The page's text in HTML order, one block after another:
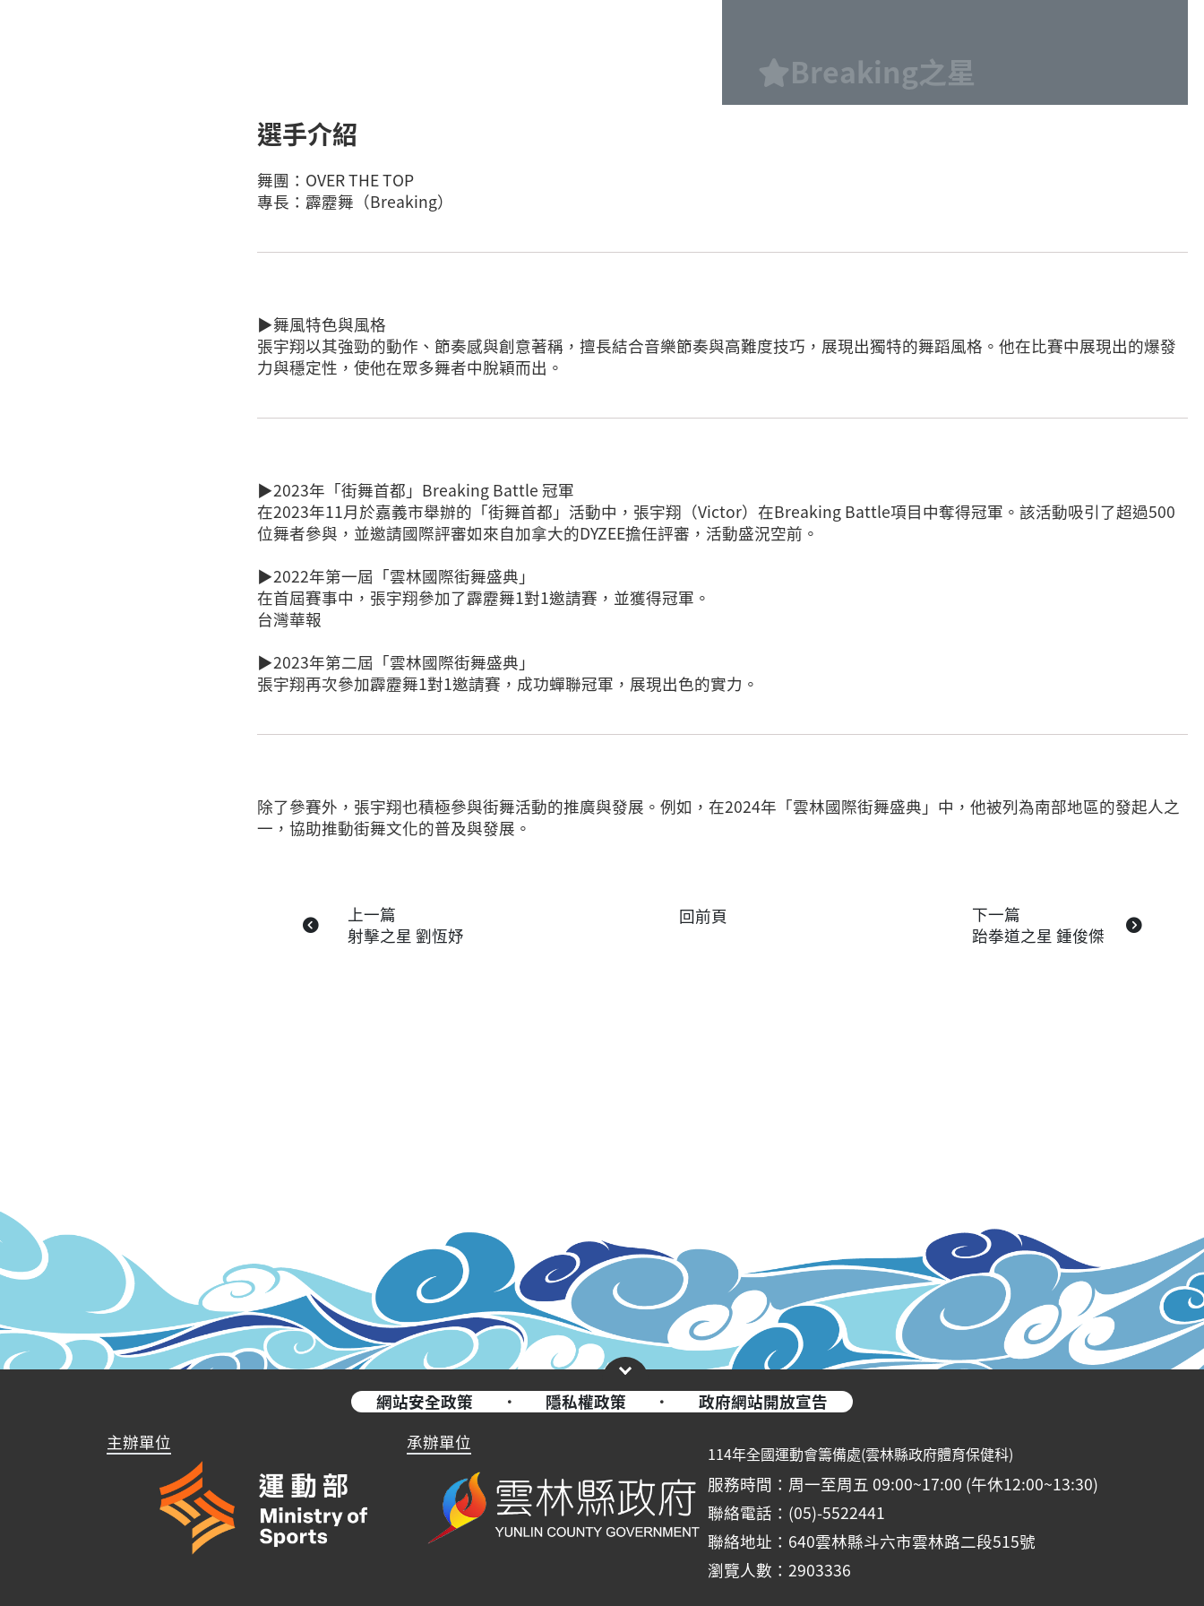
Breaking之星
選手介紹
舞團：OVER THE TOP
專長：霹靂舞（Breaking）
▶舞風特色與風格
張宇翔以其強勁的動作、節奏感與創意著稱，擅長結合音樂節奏與高難度技巧，展現出獨特的舞蹈風格。他在比賽中展現出的爆發
力與穩定性，使他在眾多舞者中脫穎而出。
▶2023年「街舞首都」Breaking Battle 冠軍
在2023年11月於嘉義市舉辦的「街舞首都」活動中，張宇翔（Victor）在Breaking Battle項目中奪得冠軍。該活動吸引了超過500
位舞者參與，並邀請國際評審如來自加拿大的DYZEE擔任評審，活動盛況空前。
▶2022年第一屆「雲林國際街舞盛典」
在首屆賽事中，張宇翔參加了霹靂舞1對1邀請賽，並獲得冠軍。
台灣華報
▶2023年第二屆「雲林國際街舞盛典」
張宇翔再次參加霹靂舞1對1邀請賽，成功蟬聯冠軍，展現出色的實力。
除了參賽外，張宇翔也積極參與街舞活動的推廣與發展。例如，在2024年「雲林國際街舞盛典」中，他被列為南部地區的發起人之
一，協助推動街舞文化的普及與發展。
上一篇
射擊之星 劉恆妤
回前頁
下一篇
跆拳道之星 鍾俊傑
網站安全政策 · 隱私權政策 ·
政府網站開放宣告
主辦單位
承辦單位
114年全國運動會籌備處(雲林縣政府體育保健科)
服務時間：周一至周五 09:00~17:00 (午休12:00~13:30)
聯絡電話：(05)-5522441
聯絡地址：640雲林縣斗六市雲林路二段515號
瀏覽人數：2903336